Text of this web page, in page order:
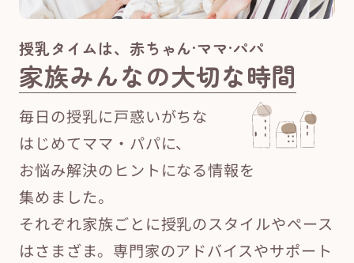
授乳タイムは、赤ちゃん·ママ·パパ
家族みんなの大切な時間
毎日の授乳に戸惑いがちな
はじめてママ・パパに、
お悩み解決のヒントになる情報を
集めました。
それぞれ家族ごとに授乳のスタイルやペース
はさまざま。専門家のアドバイスやサポート